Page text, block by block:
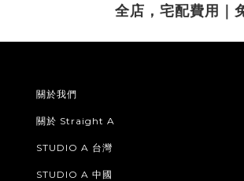
全店，宅配費用｜
關於我們
關於 Straight A
STUDIO A 台灣
STUDIO A 中國